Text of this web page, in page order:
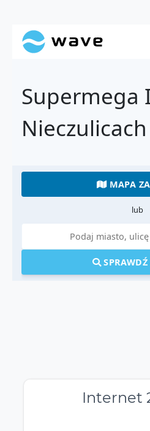
Supermega
Nieczulicach
MAPA
lub
SPRAWDŹ
Internet